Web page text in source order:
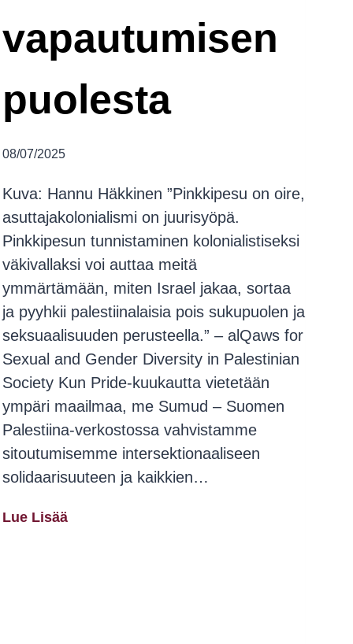
vapautumisen
puolesta
08/07/2025
Kuva: Hannu Häkkinen ”Pinkkipesu on oire,
asuttajakolonialismi on juurisyöpä.
Pinkkipesun tunnistaminen kolonialistiseksi
väkivallaksi voi auttaa meitä
ymmärtämään, miten Israel jakaa, sortaa
ja pyyhkii palestiinalaisia pois sukupuolen ja
seksuaalisuuden perusteella.” – alQaws for
Sexual and Gender Diversity in Palestinian
Society Kun Pride-kuukautta vietetään
ympäri maailmaa, me Sumud – Suomen
Palestiina-verkostossa vahvistamme
sitoutumisemme intersektionaaliseen
solidaarisuuteen ja kaikkien…
Lue Lisää